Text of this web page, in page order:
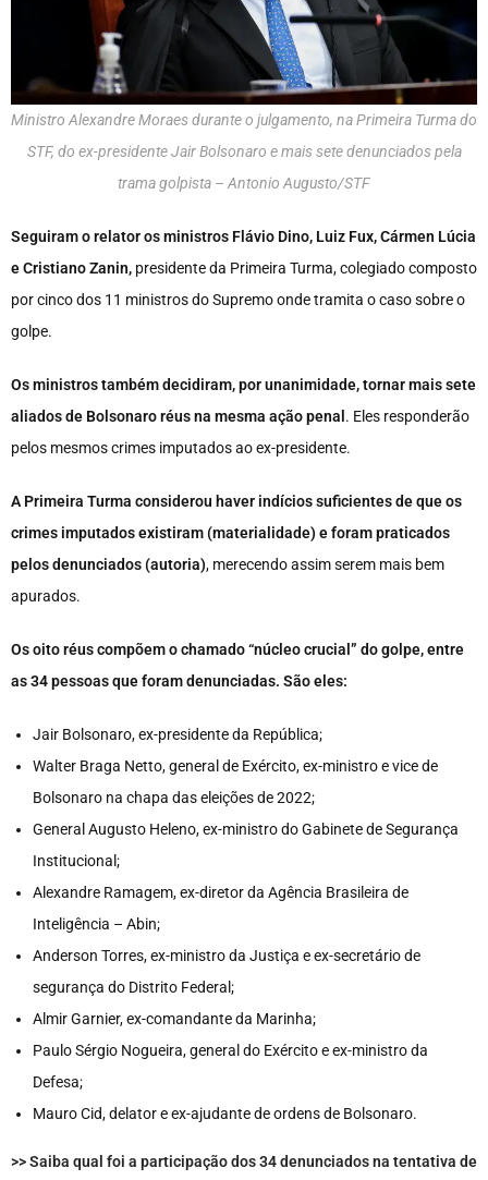
Ministro Alexandre Moraes durante o julgamento, na Primeira Turma do
STF, do ex-presidente Jair Bolsonaro e mais sete denunciados pela
trama golpista – Antonio Augusto/STF
Seguiram o relator os ministros Flávio Dino, Luiz Fux, Cármen Lúcia
e Cristiano Zanin, presidente da Primeira Turma, colegiado composto
por cinco dos 11 ministros do Supremo onde tramita o caso sobre o
golpe.
Os ministros também decidiram, por unanimidade, tornar mais sete
aliados de Bolsonaro réus na mesma ação penal . Eles responderão
pelos mesmos crimes imputados ao ex-presidente.
A Primeira Turma considerou haver indícios suficientes de que os
crimes imputados existiram (materialidade) e foram praticados
pelos denunciados (autoria), merecendo assim serem mais bem
apurados.
Os oito réus compõem o chamado “núcleo crucial” do golpe, entre
as 34 pessoas que foram denunciadas. São eles:
Jair Bolsonaro, ex-presidente da República;
Walter Braga Netto, general de Exército, ex-ministro e vice de
Bolsonaro na chapa das eleições de 2022;
General Augusto Heleno, ex-ministro do Gabinete de Segurança
Institucional;
Alexandre Ramagem, ex-diretor da Agência Brasileira de
Inteligência – Abin;
Anderson Torres, ex-ministro da Justiça e ex-secretário de
segurança do Distrito Federal;
Almir Garnier, ex-comandante da Marinha;
Paulo Sérgio Nogueira, general do Exército e ex-ministro da
Defesa;
Mauro Cid, delator e ex-ajudante de ordens de Bolsonaro.
>> Saiba qual foi a participação dos 34 denunciados na tentativa de